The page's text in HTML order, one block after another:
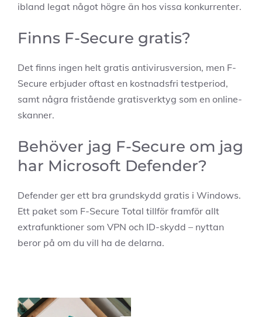
ibland legat något högre än hos vissa konkurrenter.
Finns F-Secure gratis?
Det finns ingen helt gratis antivirusversion, men F-
Secure erbjuder oftast en kostnadsfri testperiod,
samt några fristående gratisverktyg som en online-
skanner.
Behöver jag F-Secure om jag
har Microsoft Defender?
Defender ger ett bra grundskydd gratis i Windows.
Ett paket som F-Secure Total tillför framför allt
extrafunktioner som VPN och ID-skydd – nyttan
beror på om du vill ha de delarna.